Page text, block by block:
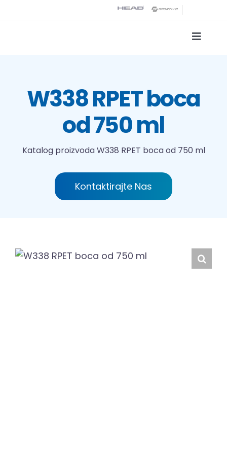
Toggle
Tehnologije tiska
W338 RPET boca
od 750 ml
Katalog proizvodaW338 RPET boca od 750 ml
Kontaktirajte Nas